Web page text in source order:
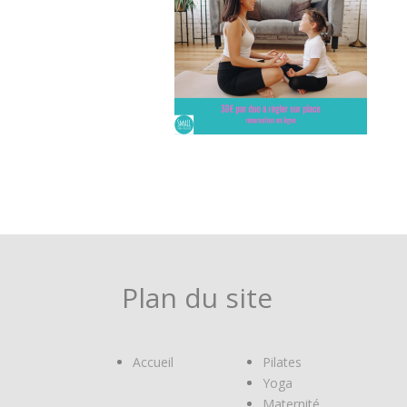
Plan du site
Accueil
Pilates
Yoga